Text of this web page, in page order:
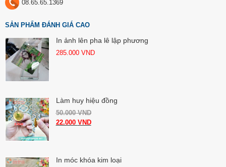
08.65.65.1369
SẢN PHẨM ĐÁNH GIÁ CAO
In ảnh lên pha lê lập phương
285.000 VND
Làm huy hiệu đồng
50.000VND
22.000 VND
In móc khóa kim loại